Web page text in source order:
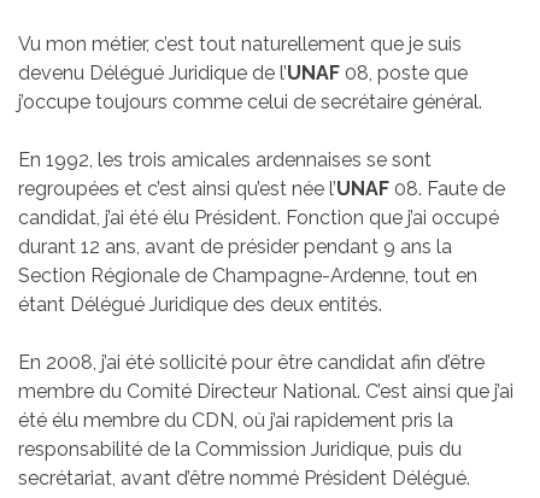
Vu mon métier, c’est tout naturellement que je suis
devenu Délégué Juridique de l’UNAF 08, poste que
j’occupe toujours comme celui de secrétaire général.
En 1992, les trois amicales ardennaises se sont
regroupées et c’est ainsi qu’est née l’UNAF 08. Faute de
candidat, j’ai été élu Président. Fonction que j’ai occupé
durant 12 ans, avant de présider pendant 9 ans la
Section Régionale de Champagne-Ardenne, tout en
étant Délégué Juridique des deux entités.
En 2008, j’ai été sollicité pour être candidat afin d’être
membre du Comité Directeur National. C’est ainsi que j’ai
été élu membre du CDN, où j’ai rapidement pris la
responsabilité de la Commission Juridique, puis du
secrétariat, avant d’être nommé Président Délégué.